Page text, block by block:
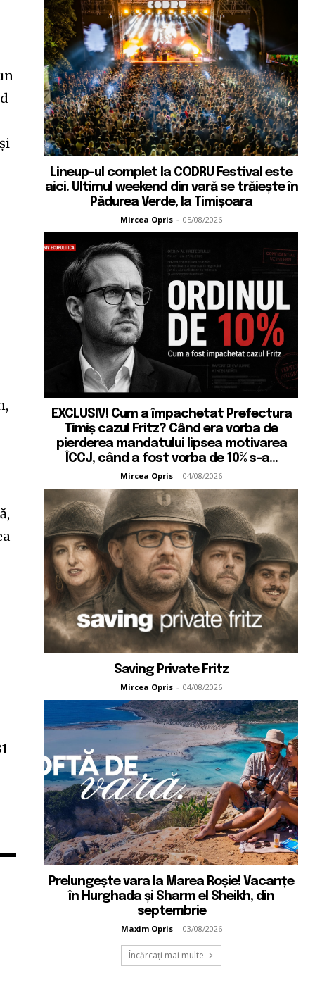
Lineup-ul complet la CODRU Festival este
aici. Ultimul weekend din vară se trăiește în
Pădurea Verde, la Timișoara
Mircea Opris - 05/08/2026
EXCLUSIV! Cum a împachetat Prefectura
Timiș cazul Fritz? Când era vorba de
pierderea mandatului lipsea motivarea
ÎCCJ, când a fost vorba de 10% s-a...
Mircea Opris - 04/08/2026
Saving Private Fritz
Mircea Opris - 04/08/2026
Prelungește vara la Marea Roșie! Vacanțe
în Hurghada și Sharm el Sheikh, din
septembrie
Maxim Opris - 03/08/2026
Încărcați mai multe